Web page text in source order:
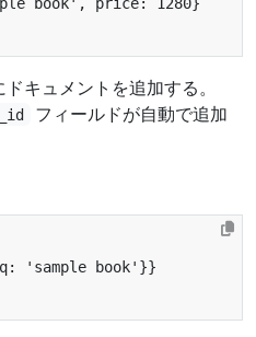
キュメントを追加する。
_id
フィールドが自動で追加